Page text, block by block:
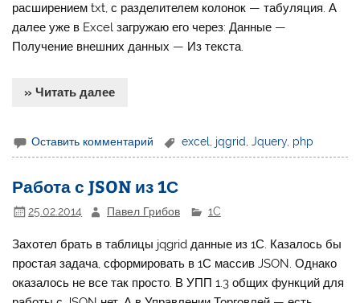
расширением txt, с разделителем колонок — табуляция. А
далее уже в Excel загружаю его через: Данные —
Получение внешних данных — Из текста.
» Читать далее
Оставить комментарий excel jqgrid ,Jquery, php
Работа с JSON из 1С
25.02.2014 Павел Грибов 1C
Захотел брать в таблицы jqgrid данные из 1С. Казалось бы
простая задача, сформировать в 1С массив JSON. Однако
оказалось не все так просто. В УПП 1.3 общих функций для